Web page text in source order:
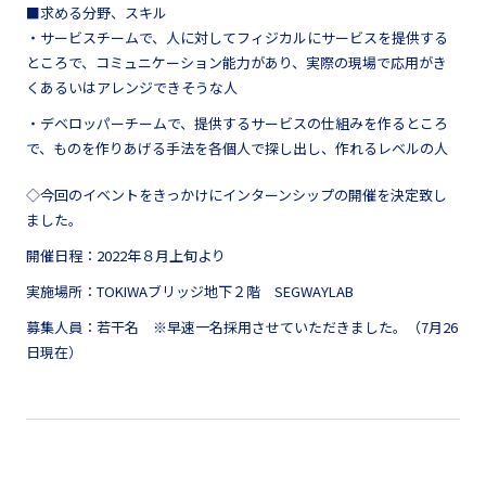
■求める分野、スキル
・サービスチームで、人に対してフィジカルにサービスを提供する
ところで、コミュニケーション能力があり、実際の現場で応用がき
くあるいはアレンジできそうな人
・デベロッパーチームで、提供するサービスの仕組みを作るところ
で、ものを作りあげる手法を各個人で探し出し、作れるレベルの人
◇今回のイベントをきっかけにインターンシップの開催を決定致し
ました。
開催日程：2022年８月上旬より
実施場所：TOKIWAブリッジ地下２階 SEGWAYLAB
募集人員：若干名 ※早速一名採用させていただきました。（7月26
日現在）